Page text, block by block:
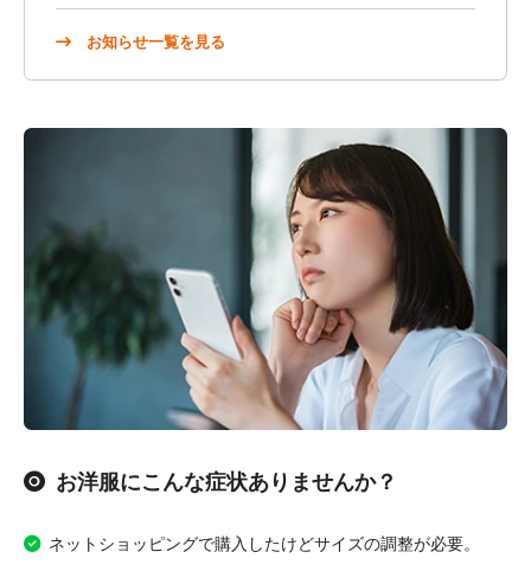
お知らせ一覧を見る
お洋服にこんな症状ありませんか？
ネットショッピングで購入したけどサイズの調整が必要。